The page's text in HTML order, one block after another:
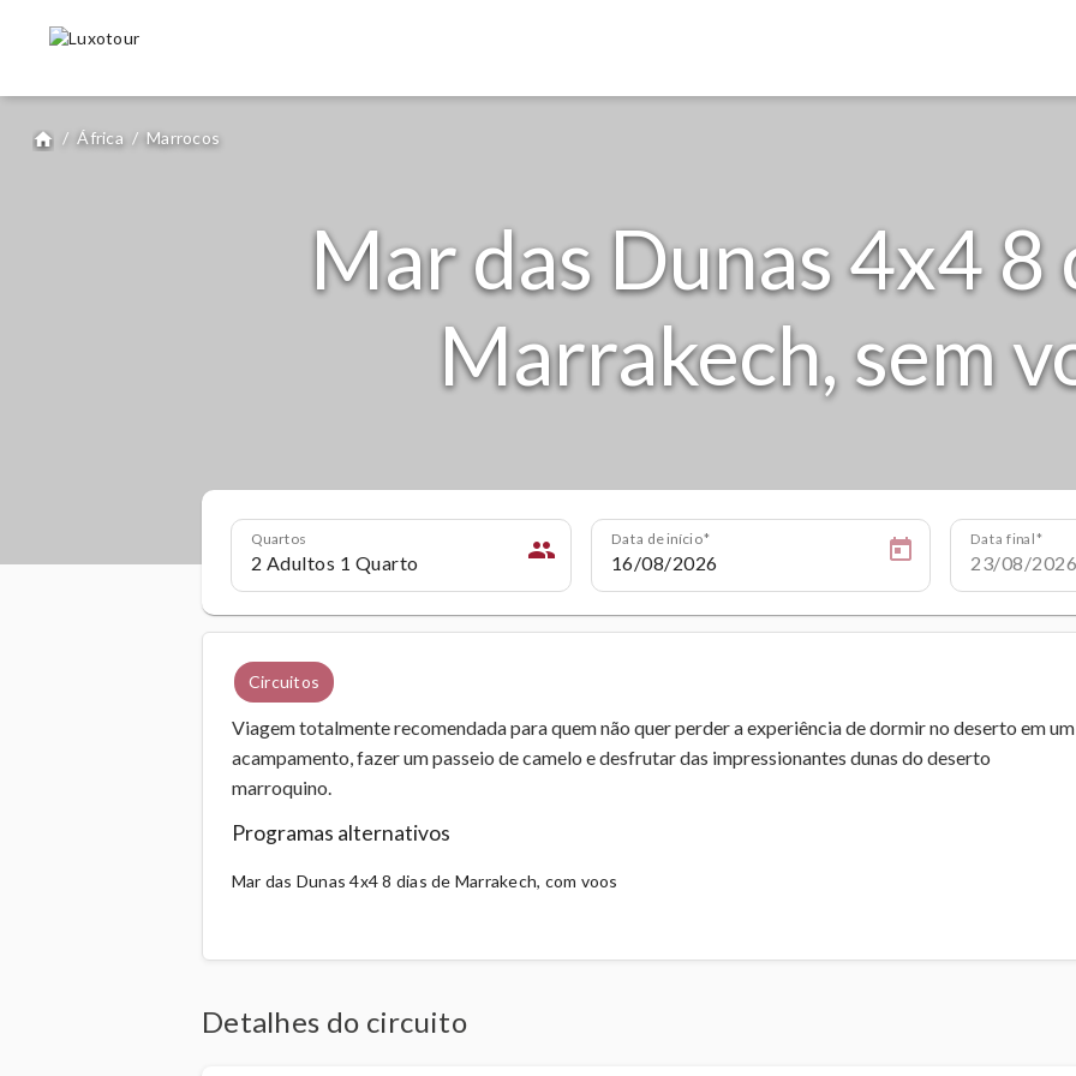
home / África / Marrocos
Mar das Dunas 4x4 8
Marrakech, sem
Quartos people Data de início Data final
Circuitos
Viagem totalmente recomendada para quem não quer perder a experiência de dormir no deserto em um
acampamento, fazer um passeio de camelo e desfrutar das impressionantes dunas do deserto
marroquino.
Programas alternativos
Mar das Dunas 4x4 8 dias de Marrakech, com voos
Detalhes do circuito